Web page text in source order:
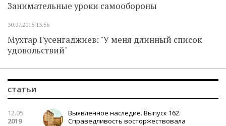
Занимательные уроки самообороны
30.07.2015 13.56
Мухтар Гусенгаджиев: "У меня длинный список
удовольствий"
статьи
12.05
2019
Выявленное наследие. Выпуск 162.
Справедливость восторжествовала